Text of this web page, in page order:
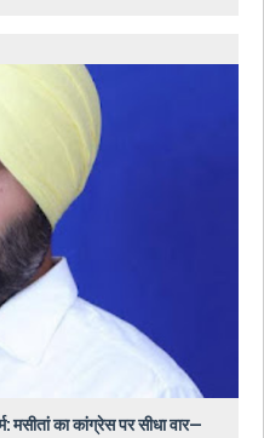
मसीतां का कांग्रेस पर सीधा वार—